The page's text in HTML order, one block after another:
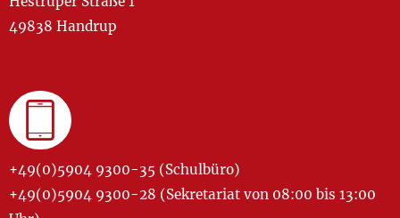
49838 Handrup
+49(0)5904 9300-35 (Schulbüro)
+49(0)5904 9300-28 (Sekretariat von 08:00 bis 13:00